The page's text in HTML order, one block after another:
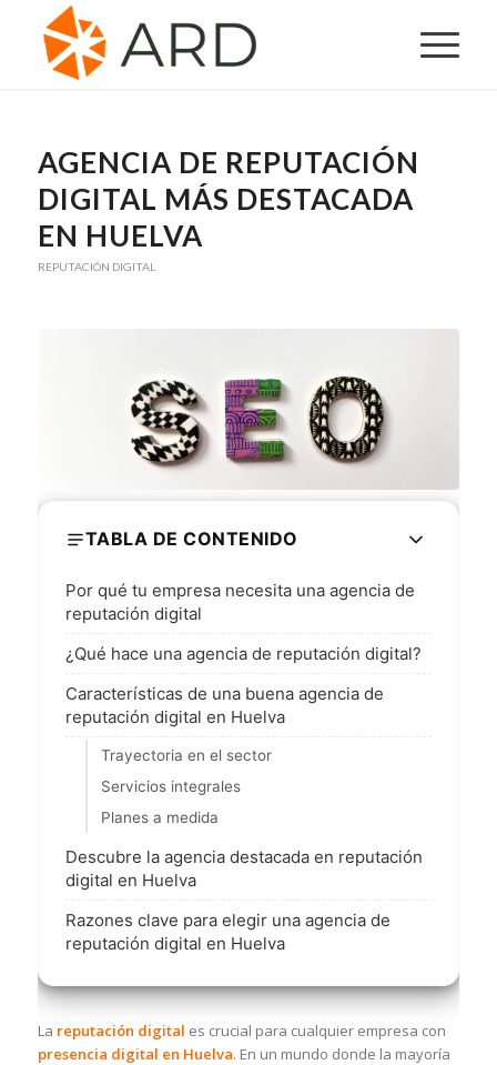
AGENCIA DE REPUTACIÓN
DIGITAL MÁS DESTACADA
EN HUELVA
REPUTACIÓN DIGITAL
TABLA DE CONTENIDO
Por qué tu empresa necesita una agencia de
reputación digital
¿Qué hace una agencia de reputación digital?
Características de una buena agencia de
reputación digital en Huelva
Trayectoria en el sector
Servicios integrales
Planes a medida
Descubre la agencia destacada en reputación
digital en Huelva
Razones clave para elegir una agencia de
reputación digital en Huelva
La reputación digital es crucial para cualquier empresa con
presencia digital en Huelva. En un mundo donde la mayoría